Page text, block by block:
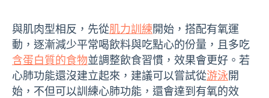
與肌肉型相反 ，先從肌力訓練開始 ，搭配有氧運
動，逐漸減少平常喝飲料與吃點心的份量，且多吃
含蛋白質的食物並調整飲食習慣，效果會更好。若
心肺功能還沒建立起來，建議可以嘗試從游泳開
始，不但可以訓練心肺功能，還會達到有氧的效